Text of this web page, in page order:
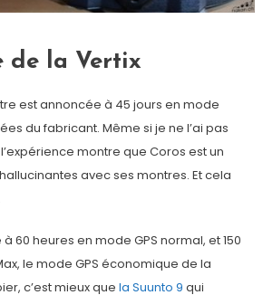
de la Vertix
est annoncée à 45 jours en mode
du fabricant. Même si je ne l’ai pas
montre que Coros est un
avec ses montres. Et cela
60 heures en mode GPS normal, et 150
le mode GPS économique de la
c’est mieux que la Suunto 9 qui